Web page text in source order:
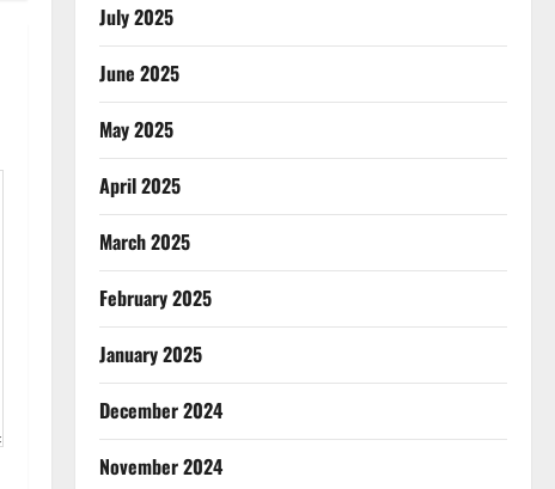
July 2025
June 2025
May 2025
April 2025
March 2025
February 2025
January 2025
December 2024
November 2024